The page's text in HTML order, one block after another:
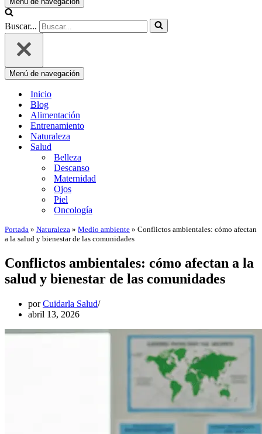
Buscar...
Menú de navegación
Inicio
Blog
Alimentación
Entrenamiento
Naturaleza
Salud
Belleza
Descanso
Maternidad
Ojos
Piel
Oncología
Portada » Naturaleza » Medio ambiente » Conflictos ambientales: cómo afectan
a la salud y bienestar de las comunidades
Conflictos ambientales: cómo afectan a la
salud y bienestar de las comunidades
porCuidarla Salud
abril 13, 2026